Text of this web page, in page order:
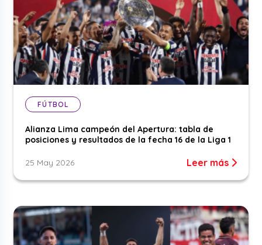
FÚTBOL
Alianza Lima campeón del Apertura: tabla de
posiciones y resultados de la fecha 16 de la Liga 1
25 May 2026 Leer más